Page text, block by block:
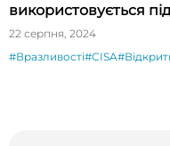
використовується
22 серпня, 2024
#Вразливості#CISA